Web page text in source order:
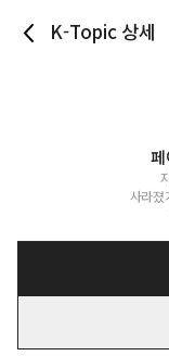
K-Topic 상세
사라졌